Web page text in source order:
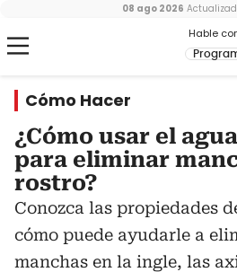
Hable
08 ago 2026
Cómo Hacer
¿Cómo usar el
para eliminar
rostro?
Conozca las propiedades
cómo puede ayudarle a
manchas en la ingle, las